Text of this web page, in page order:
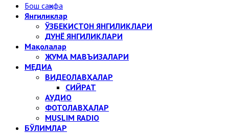
Бош саҳифа
Янгиликлар
ЎЗБЕКИСТОН ЯНГИЛИКЛАРИ
ДУНЁ ЯНГИЛИКЛАРИ
Мақолалар
ЖУМА МАВЪИЗАЛАРИ
МЕДИА
ВИДЕОЛАВҲАЛАР
СИЙРАТ
АУДИО
ФОТОЛАВҲАЛАР
MUSLIM RADIO
БЎЛИМЛАР